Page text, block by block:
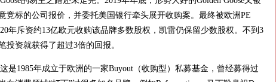
竞标的公司报价，并委托美国银行牵头展开收购案。最终被欧洲PE
年斥资约13亿欧元收购该品牌多数股权，凯雷仍保留少数股权。不到3
投资就获得了超过3倍的回报。
1985年成立于欧洲的一家Buyout（收购型）私募基金，曾经募得过